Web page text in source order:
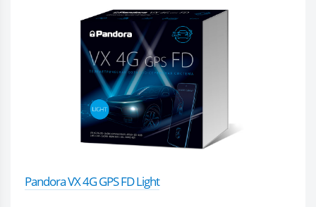
Pandora VX 4G GPS FD Light